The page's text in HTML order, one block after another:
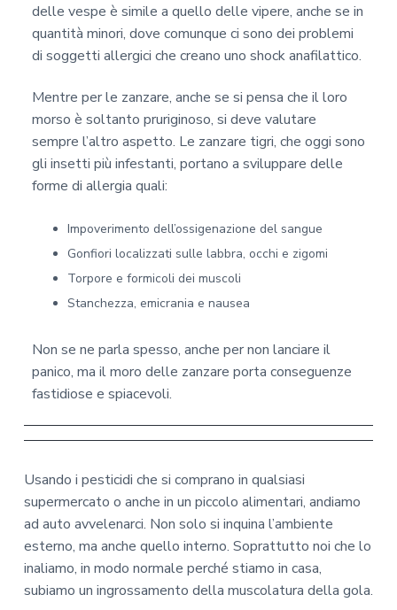
delle vespe è simile a quello delle vipere, anche se in
quantità minori, dove comunque ci sono dei problemi
di soggetti allergici che creano uno shock anafilattico.
Mentre per le zanzare, anche se si pensa che il loro
morso è soltanto pruriginoso, si deve valutare
sempre l’altro aspetto. Le zanzare tigri, che oggi sono
gli insetti più infestanti, portano a sviluppare delle
forme di allergia quali:
Impoverimento dell’ossigenazione del sangue
Gonfiori localizzati sulle labbra, occhi e zigomi
Torpore e formicoli dei muscoli
Stanchezza, emicrania e nausea
Non se ne parla spesso, anche per non lanciare il
panico, ma il moro delle zanzare porta conseguenze
fastidiose e spiacevoli.
Usando i pesticidi che si comprano in qualsiasi
supermercato o anche in un piccolo alimentari, andiamo
ad auto avvelenarci. Non solo si inquina l’ambiente
esterno, ma anche quello interno. Soprattutto noi che lo
inaliamo, in modo normale perché stiamo in casa,
subiamo un ingrossamento della muscolatura della gola.